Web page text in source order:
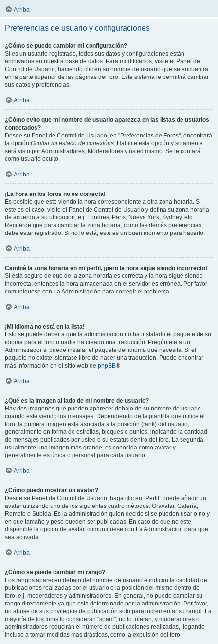
Arriba
Preferencias de usuario y configuraciones
¿Cómo se puede cambiar mi configuración?
Si es un usuario registrado, todos sus datos y configuraciones están
archivados en nuestra base de datos. Para modificarlos, visite el Panel de
Control de Usuario; haciendo clic en su nombre de usuario que se encuentra
en la parte superior de las páginas del foro. Este sistema le permitirá cambiar
sus datos y preferencias.
Arriba
¿Cómo evito que mi nombre de usuario aparezca en las listas de usuarios
conectados?
Desde su Panel de Control de Usuario, en "Preferencias de Foros", encontrará
la opción Ocultar mi estado de conexións. Habilite esta opción y solamente
será visto por Administradores, Moderadores y usted mismo. Se le contará
como usuario oculto.
Arriba
¡La hora en los foros no es correcta!
Es posible que esté viendo la hora correspondiente a otra zona horaria. Si
este es el caso, visite el Panel de Control de Usuario y defina su zona horaria
de acuerdo a su ubicación, e.j. Londres, París, Nueva York, Sydney, etc.
Recuerde que para cambiar la zona horaria, como las demás preferencias,
debe estar registrado. Si no lo está, este es un buen momento para hacerlo.
Arriba
Cambié la zona horaria en mi perfil, ¡pero la hora sigue siendo incorrecto!
Si está seguro de que de la zona horaria es correcta y la hora sigue siendo
incorrecta, entonces la hora almacenada en el servidor es errónea. Por favor
comuníquese con La Administración para corregir el problema.
Arriba
¡Mi idioma no está en la lista!
Esto se puede deber a que la administración no ha instalado el paquete de su
idioma para el foro o nadie ha creado una traducción. Pregúntele a un
Administrador si puede instalar el paquete del idioma que necesita. Si el
paquete no existe, siéntase libre de hacer una traducción. Puede encontrar
más información en el sitio web de phpBB®
Arriba
¿Qué es la imagen al lado de mi nombre de usuario?
Hay dos imágenes que pueden aparecer debajo de su nombre de usuario
cuando esté viendo los mensajes. Dependiendo de la plantilla que utilice el
foro, la primera imagen está asociada a la posición (rank) del usuario,
generalmente en forma de estrellas, bloques o puntos, indicando la cantidad
de mensajes publicados por usted o su estatus dentro del foro. La segunda,
usualmente una imagen más grande, es conocida como avatar y
generalmente es única o personal para cada usuario.
Arriba
¿Cómo puedo mostrar un avatar?
Desde su Panel de Control de Usuario, haga clic en “Perfil” puede añadir un
avatar utilizando uno de los siguientes cuatro métodos: Gravatar, Galería,
Remoto o Subida. Es la administración quien decide si se pueden usar o no y
en que tamaño y peso pueden ser publicadas. En caso de que no este
disponible la opción de avatar, comuníquese con La Administración para que
sea activada.
Arriba
¿Cómo se puede cambiar mi rango?
Los rangos aparecen debajo del nombre de usuario e indican la cantidad de
publicaciones realizadas por el usuario o la posición del mismo dentro del
foro, e.j. moderadores y administradores. En general, no puede cambiar su
rango directamente ya que está determinado por la administración. Por favor,
no abuse de sus privilegios de publicación solo para incrementar su rango. La
mayoría de los foros lo consideran "spam", no lo toleran, y moderadores o
administradores reducirán el número de publicaciones realizadas, llegando
incluso a tomar medidas mas drásticas, como la expulsión del foro.